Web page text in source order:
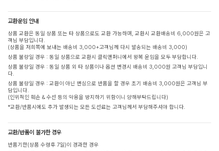
교환운임 안내
상품 교환은 동일 상품 또는 타 상품으로도 교환 가능하며, 교환시 교환배송비 6,000원은 고
객님 부담입니다.
(상품을 저희쪽에 보내는 배송비 3,000+고객님께 다시 발송되는 배송비 3,000)
상품 불량일 경우 : 동일 상품으로 교환시 클릭앤퍼니에서 왕복 운임을 모두 부담합니다.
상품 불량일 경우 : 동일 상품 외 타 상품이나 옵션 변경시 배송비 3,000원 고객님 부담입니
다.
상품 불량일 경우 : 교환이 아닌 변심으로 반품을 할 경우 초기 배송비 3,000원은 고객님 부
담입니다.
(인위적인 훼손 & 수선 등의 악용을 방지하기 위함이니 양해부탁드립니다)
*교환/반품시에도 추가 발생되는 모든 도선료는 고객님께서 부담해주셔야 합니다.
교환/반품이 불가한 경우
반품기한(상품 수령후 7일)이 경과한 경우